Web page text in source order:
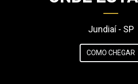
Jundiaí - SP
COMO CHEGAR